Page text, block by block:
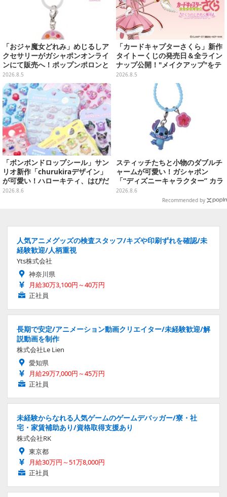
「おジャ魔女どれみ」めじるしア
クセサリーがガシャポンオンライ
ンにて販売へ！ポップンポロンと
魔法玉の2連チャームなど全9種
2026.8.5
「カードキャプターさくら」新作
タイトーくじの発売日＆全ライン
ナップ公開！"メイクアップ"をテ
ーマに、日常でも使いたくなるア
イテムがズラリ
2026.8.5
「ボンボンドロップシール」サン
リオ新作「churukiraデザイン」
が可愛い！ハローキティ、はぴだ
んぶいなど全8種類が順次展開
2026.8.6
スティッチたちと小物のダブルチ
ャームが可愛い！ガシャポン
「“ディズニーキャラクター” カラ
フルマルチチャーム」が発売
2026.8.6
Recommended by
人気アニメグッズの検査スタッフ/キズや印刷ずれを確認/未
経験歓迎/人柄重視
Yts株式会社
神奈川県
月給30万3,100円～40万円
正社員
長期で安定/アニメーション動画クリエイター/未経験歓迎/解
説動画を制作
株式会社Le Lien
愛知県
月給29万7,000円～45万円
正社員
未経験からなれる人気ゲームのゲームデバッガー/寮・社
宅・家賃補助あり/資格取得支援あり
株式会社RK
東京都
月給30万円～51万8,000円
正社員